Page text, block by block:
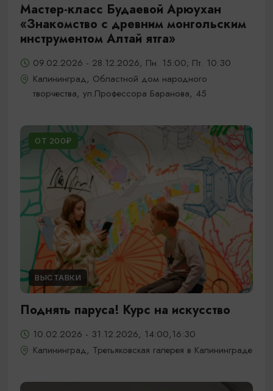
Мастер-класс Будаевой Арюухан
«Знакомство с древним монгольским
инструментом Алтай ятга»
09.02.2026 - 28.12.2026, Пн. 15:00; Пт. 10:30
Калининград, Областной дом народного
творчества, ул.Профессора Баранова, 45
ОТ 200₽
ВЫСТАВКИ
Поднять паруса! Курс на искусство
10.02.2026 - 31.12.2026, 14:00,16:30
Калининград, Третьяковская галерея в Калининграде